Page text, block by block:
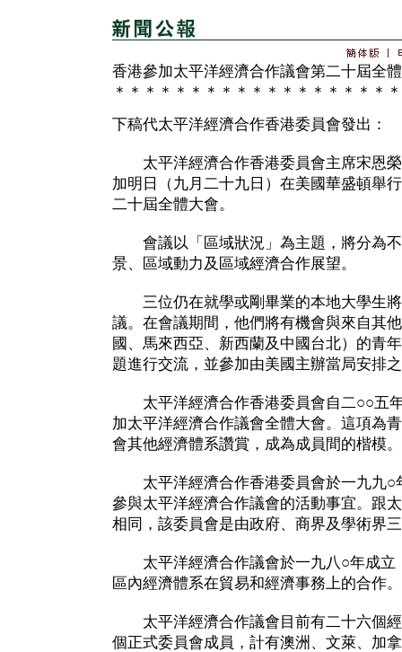
香港參加太平洋經濟合作議會第二十屆全
＊＊＊＊＊＊＊＊＊＊＊＊＊＊＊＊＊＊
下稿代太平洋經濟合作香港委員會發出：
太平洋經濟合作香港委員會主席宋恩榮
加明日（九月二十九日）在美國華盛頓舉
二十屆全體大會。
會議以「區域狀況」為主題，將分為不
景、區域動力及區域經濟合作展望。
三位仍在就學或剛畢業的本地大學生將
議。在會議期間，他們將有機會與來自其
國、馬來西亞、新西蘭及中國台北）的青
題進行交流，並參加由美國主辦當局安排
太平洋經濟合作香港委員會自二○○五
加太平洋經濟合作議會全體大會。這項為
會其他經濟體系讚賞，成為成員間的楷模。
太平洋經濟合作香港委員會於一九九○
參與太平洋經濟合作議會的活動事宜。跟
相同，該委員會是由政府、商界及學術界
太平洋經濟合作議會於一九八○年成立
區內經濟體系在貿易和經濟事務上的合作。
太平洋經濟合作議會目前有二十六個經
個正式委員會成員，計有澳洲、文萊、加